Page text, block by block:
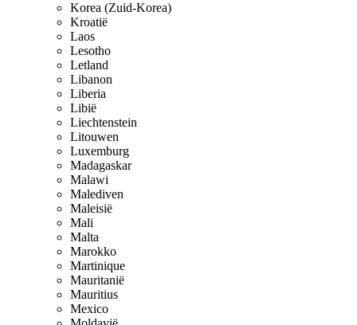
Korea (Zuid-Korea)
Kroatië
Laos
Lesotho
Letland
Libanon
Liberia
Libië
Liechtenstein
Litouwen
Luxemburg
Madagaskar
Malawi
Malediven
Maleisië
Mali
Malta
Marokko
Martinique
Mauritanië
Mauritius
Mexico